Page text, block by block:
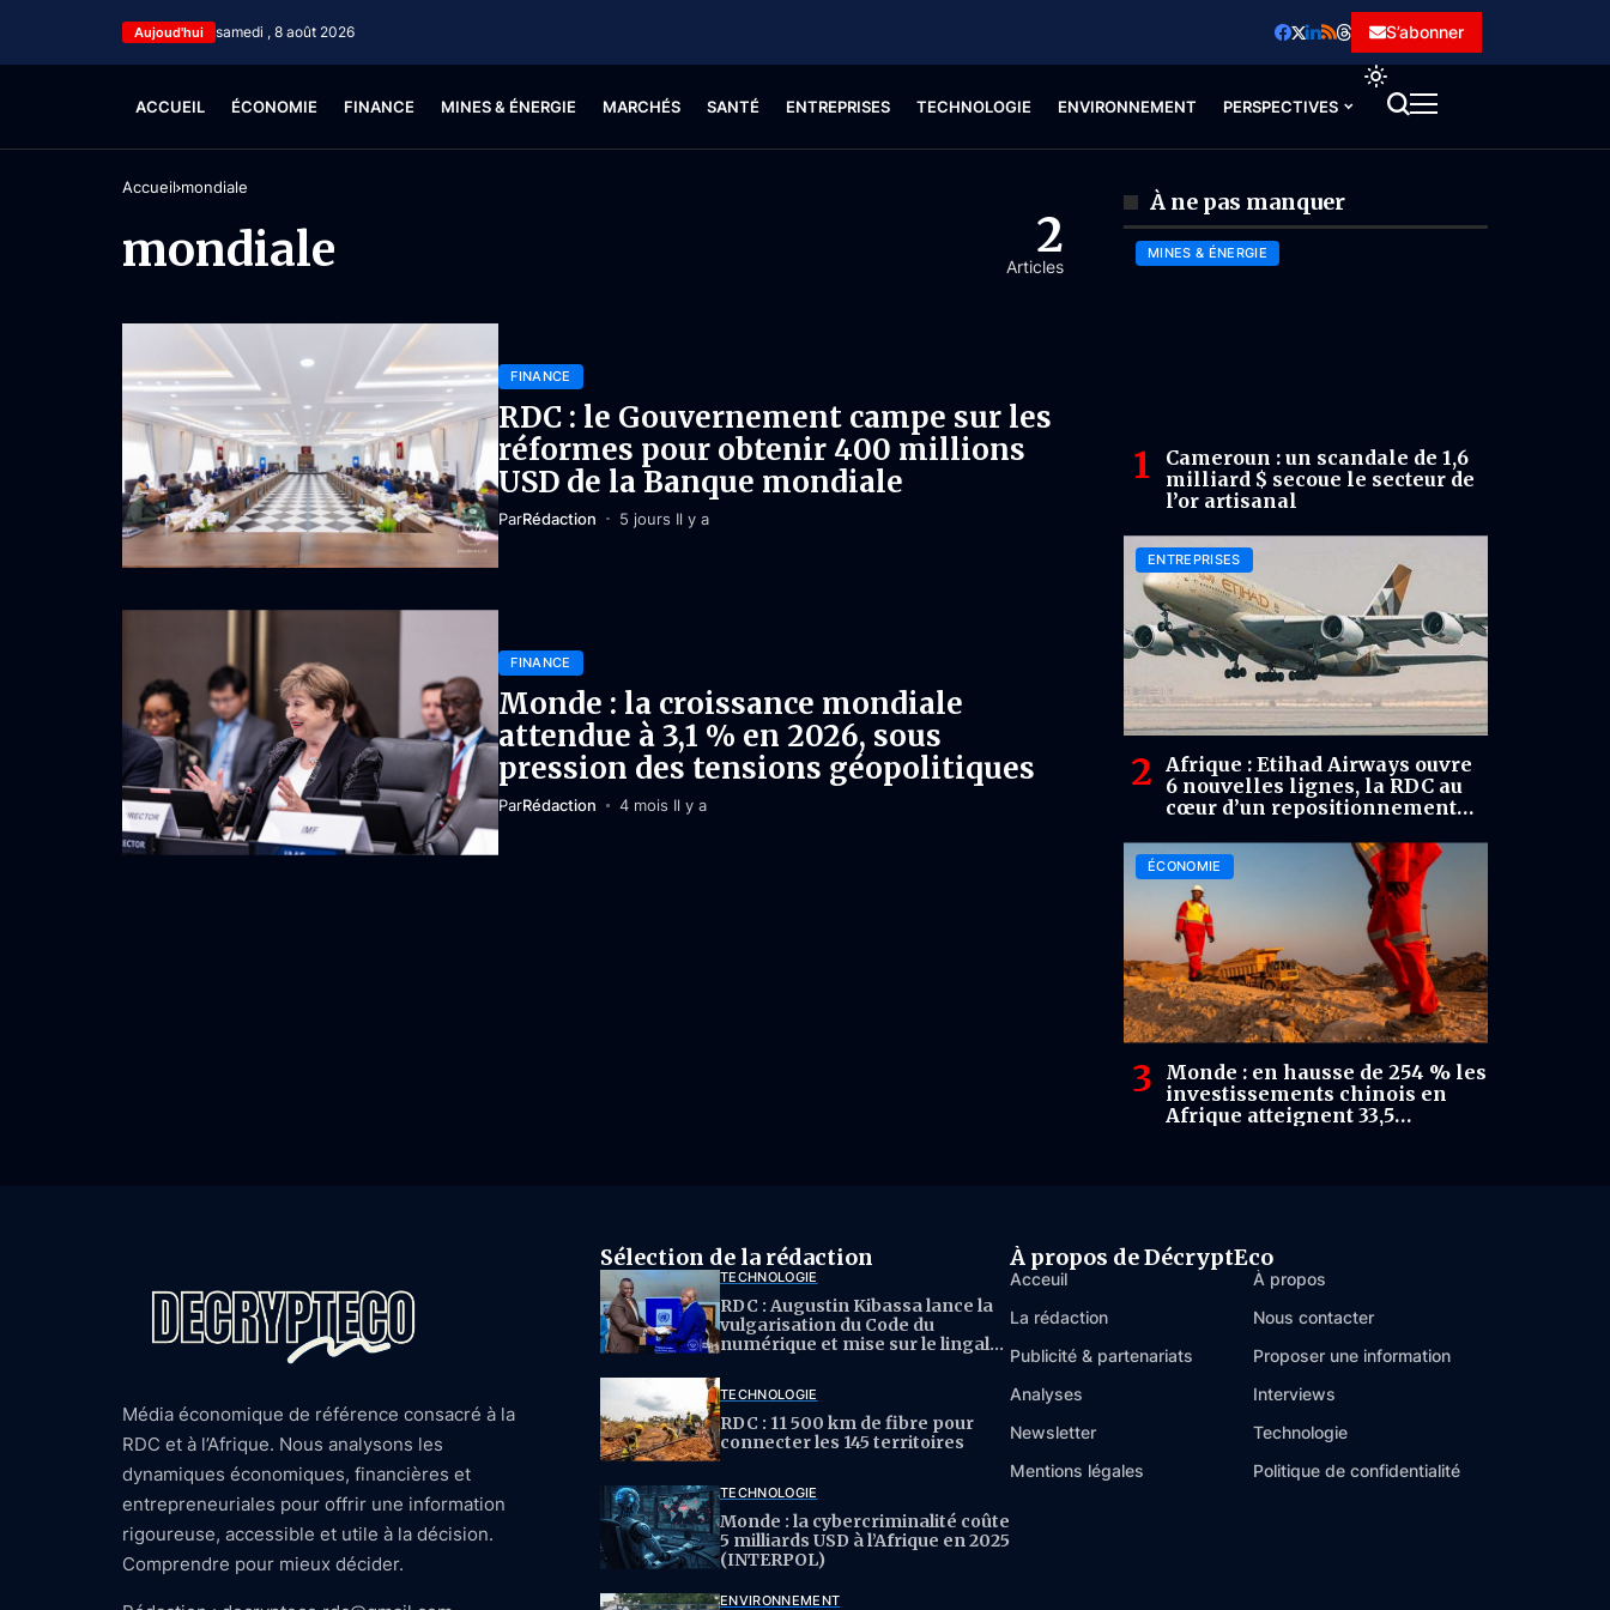
Aujoud'hui samedi , 8 août 2026 S’abonner
ACCUEIL ÉCONOMIE FINANCE MINES & ÉNERGIE MARCHÉS SANTÉ ENTREPRISES TECHNOLOGIE ENVIRONNEMENT PERSPECTIVES
Accueil mondiale
mondiale 2
Articles
FINANCE
RDC : le Gouvernement campe sur les
réformes pour obtenir 400 millions
USD de la Banque mondiale
ParRédaction 5 jours Il y a
FINANCE
Monde : la croissance mondiale
attendue à 3,1 % en 2026, sous
pression des tensions géopolitiques
ParRédaction 4 mois Il y a
À ne pas manquer
MINES & ÉNERGIE
Cameroun : un scandale de 1,6
milliard $ secoue le secteur de
l’or artisanal
ENTREPRISES
Afrique : Etihad Airways ouvre
6 nouvelles lignes, la RDC au
cœur d’un repositionnement
ÉCONOMIE
Monde : en hausse de 254 % les
investissements chinois en
Afrique atteignent 33,5
Média économique de référence consacré à la
RDC et à l’Afrique. Nous analysons les
dynamiques économiques, financières et
entrepreneuriales pour offrir une information
rigoureuse, accessible et utile à la décision.
Comprendre pour mieux décider.
Sélection de la rédaction
TECHNOLOGIE
RDC : Augustin Kibassa lance la
vulgarisation du Code du
numérique et mise sur le lingala
TECHNOLOGIE
RDC : 11 500 km de fibre pour
connecter les 145 territoires
TECHNOLOGIE
Monde : la cybercriminalité coûte
5 milliards USD à l’Afrique en 2025
(INTERPOL)
ENVIRONNEMENT
À propos de DécryptEco
Acceuil
À propos
La rédaction
Nous contacter
Publicité & partenariats
Proposer une information
Analyses
Interviews
Newsletter
Technologie
Mentions légales
Politique de confidentialité